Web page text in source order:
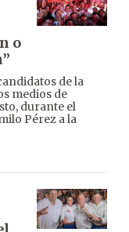
o
de la
medios de
durante el
Pérez a la